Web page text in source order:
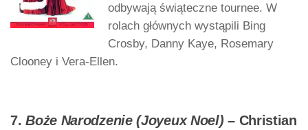
odbywają świąteczne tournee. W
rolach głównych wystąpili Bing
Crosby, Danny Kaye, Rosemary
Clooney i Vera-Ellen.
7.Boże Narodzenie (Joyeux Noel) – Christian